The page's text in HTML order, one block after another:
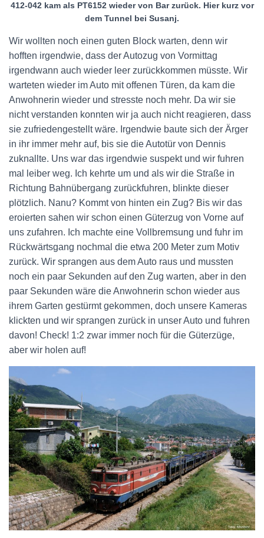
412-042 kam als PT6152 wieder von Bar zurück. Hier kurz vor
dem Tunnel bei Susanj.
Wir wollten noch einen guten Block warten, denn wir
hofften irgendwie, dass der Autozug von Vormittag
irgendwann auch wieder leer zurückkommen müsste. Wir
warteten wieder im Auto mit offenen Türen, da kam die
Anwohnerin wieder und stresste noch mehr. Da wir sie
nicht verstanden konnten wir ja auch nicht reagieren, dass
sie zufriedengestellt wäre. Irgendwie baute sich der Ärger
in ihr immer mehr auf, bis sie die Autotür von Dennis
zuknallte. Uns war das irgendwie suspekt und wir fuhren
mal leiber weg. Ich kehrte um und als wir die Straße in
Richtung Bahnübergang zurückfuhren, blinkte dieser
plötzlich. Nanu? Kommt von hinten ein Zug? Bis wir das
eroierten sahen wir schon einen Güterzug von Vorne auf
uns zufahren. Ich machte eine Vollbremsung und fuhr im
Rückwärtsgang nochmal die etwa 200 Meter zum Motiv
zurück. Wir sprangen aus dem Auto raus und mussten
noch ein paar Sekunden auf den Zug warten, aber in den
paar Sekunden wäre die Anwohnerin schon wieder aus
ihrem Garten gestürmt gekommen, doch unsere Kameras
klickten und wir sprangen zurück in unser Auto und fuhren
davon! Check! 1:2 zwar immer noch für die Güterzüge,
aber wir holen auf!